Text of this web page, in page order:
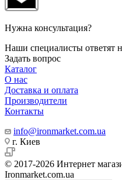
Нужна консультация?
Наши специалисты ответят
Задать вопрос
Каталог
О нас
Доставка и оплата
Производители
Контакты
info@ironmarket.com.ua
г. Киев
© 2017-2026 Интернет
Ironmarket.com.ua